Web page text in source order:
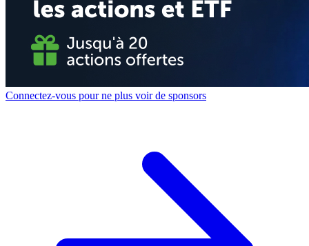
Connectez-vous pour ne plus voir de sponsors